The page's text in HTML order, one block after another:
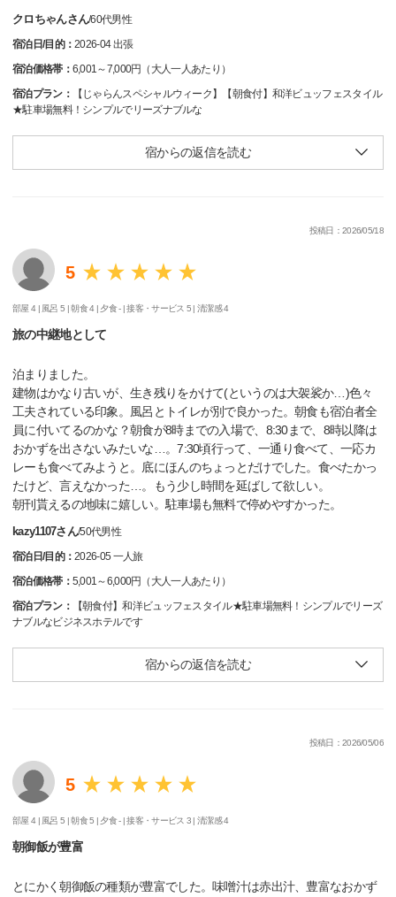
クロちゃんさん/60代男性
宿泊日/目的：2026-04 出張
宿泊価格帯： 6,001～7,000円（大人一人あたり）
宿泊プラン：
【じゃらんスペシャルウィーク】【朝食付】和洋ビュッフェスタイル
★駐車場無料！シンプルでリーズナブルな
宿からの返信を読む
投稿日：2026/05/18
5
部屋 4 | 風呂 5 |朝食 4 | 夕食 - |接客・サービス 5 |清潔感 4
旅の中継地として
泊まりました。
建物はかなり古いが、生き残りをかけて(というのは大袈裟か…)色々
工夫されている印象。風呂とトイレが別で良かった。朝食も宿泊者全
員に付いてるのかな？朝食が8時までの入場で、8:30まで、8時以降は
おかずを出さないみたいな…。7:30頃行って、一通り食べて、一応カ
レーも食べてみようと。底にほんのちょっとだけでした。食べたかっ
たけど、言えなかった…。もう少し時間を延ばして欲しい。
朝刊貰えるの地味に嬉しい。駐車場も無料で停めやすかった。
kazy1107さん/50代男性
宿泊日/目的：2026-05 一人旅
宿泊価格帯： 5,001～6,000円（大人一人あたり）
宿泊プラン：
【朝食付】和洋ビュッフェスタイル★駐車場無料！シンプルでリーズ
ナブルなビジネスホテルです
宿からの返信を読む
投稿日：2026/05/06
5
部屋 4 | 風呂 5 |朝食 5 | 夕食 - |接客・サービス 3 |清潔感 4
朝御飯が豊富
とにかく朝御飯の種類が豊富でした。味噌汁は赤出汁、豊富なおかず